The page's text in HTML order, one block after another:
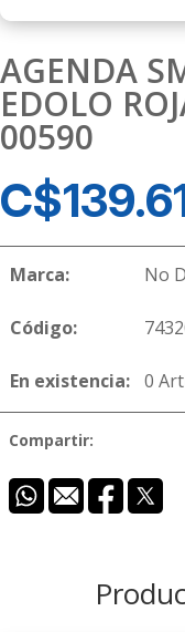
AGENDA
EDOLO
00590
C$
Marca: No
Código:
En existencia: 0
Compartir: